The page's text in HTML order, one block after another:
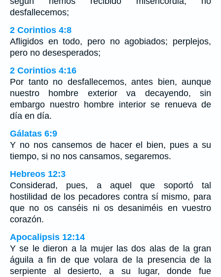
desfallecemos;
2 Corintios 4:8
Afligidos en todo, pero no agobiados; perplejos,
pero no desesperados;
2 Corintios 4:16
Por tanto no desfallecemos, antes bien, aunque
nuestro hombre exterior va decayendo, sin
embargo nuestro hombre interior se renueva de
día en día.
Gálatas 6:9
Y no nos cansemos de hacer el bien, pues a su
tiempo, si no nos cansamos, segaremos.
Hebreos 12:3
Considerad, pues, a aquel que soportó tal
hostilidad de los pecadores contra sí mismo, para
que no os canséis ni os desaniméis en vuestro
corazón.
Apocalipsis 12:14
Y se le dieron a la mujer las dos alas de la gran
águila a fin de que volara de la presencia de la
serpiente al desierto, a su lugar, donde fue